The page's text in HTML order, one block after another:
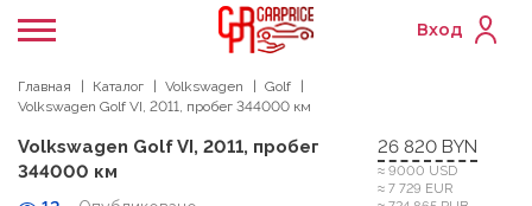
Вход
Главная Каталог Volkswagen
Golf
Volkswagen Golf VI, 2011, пробег 344000 км
Volkswagen Golf VI, 2011, пробег
344000 км
26 820 BYN
≈ 9000 USD
≈ 7 729 EUR